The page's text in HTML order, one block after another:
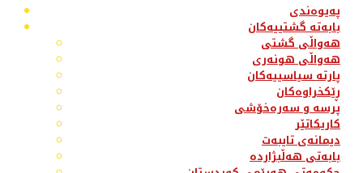
پەیوەندی
بابەتە گشتییەکان
هەواڵی گشتی
هەواڵی هونەری
پارتە سیاسییەکان
ڕێکخراوەکان
پرسە و سەرەخۆشی
کاریکاتێر
دیمانەی تایبەت
بابەتی هەڵبژاردە